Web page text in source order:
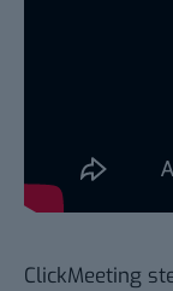
ClickMeeting